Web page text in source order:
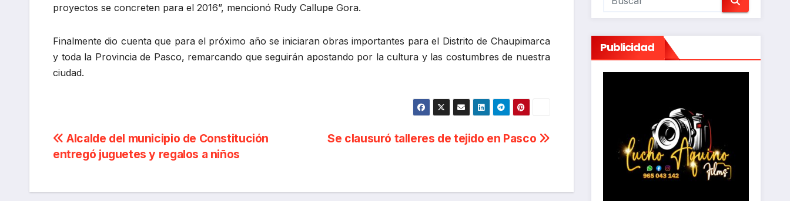
proyectos se concreten para el 2016”, mencionó Rudy Callupe Gora.
Finalmente dio cuenta que para el próximo año se iniciaran obras importantes para el Distrito de Chaupimarca
y toda la Provincia de Pasco, remarcando que seguirán apostando por la cultura y las costumbres de nuestra
ciudad.
Navegación
de
entradas
Se clausuró talleres de tejido en Pasco
Alcalde del municipio de Constitución
entregó juguetes y regalos a niños
Publicidad